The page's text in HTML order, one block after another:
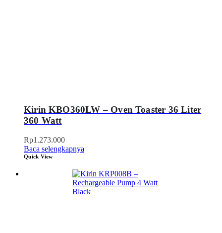
Kirin KBO360LW – Oven Toaster 36 Liter
360 Watt
Rp1.273.000
Baca selengkapnya
Quick View